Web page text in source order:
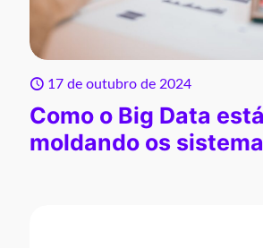
17 de outubro de 2024
Como o Big Data está
moldando os